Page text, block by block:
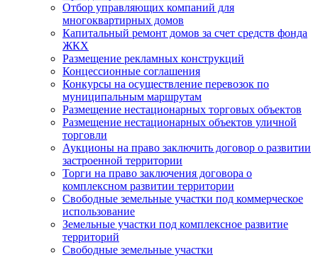
Отбор управляющих компаний для
многоквартирных домов
Капитальный ремонт домов за счет средств фонда
ЖКХ
Размещение рекламных конструкций
Концессионные соглашения
Конкурсы на осуществление перевозок по
муниципальным маршрутам
Размещение нестационарных торговых объектов
Размещение нестационарных объектов уличной
торговли
Аукционы на право заключить договор о развитии
застроенной территории
Торги на право заключения договора о
комплексном развитии территории
Свободные земельные участки под коммерческое
использование
Земельные участки под комплексное развитие
территорий
Свободные земельные участки